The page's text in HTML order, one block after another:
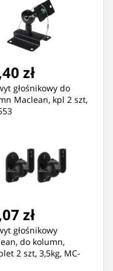
zł
głośnikowy do
Maclean, kpl 2 szt,
zł
głośnikowy
do kolumn,
2 szt, 3,5kg, MC-